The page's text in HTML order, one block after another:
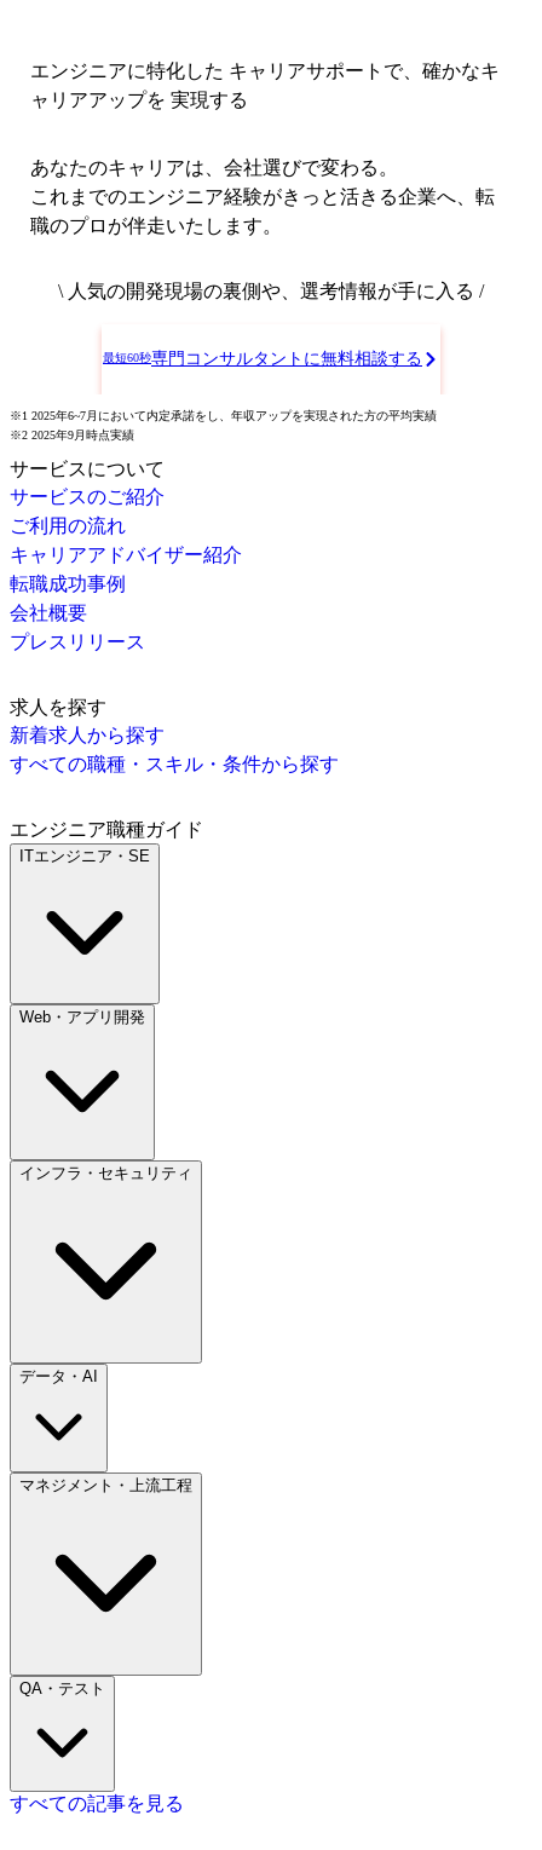
エンジニアに特化した キャリアサポートで、 確かなキ
ャリアアップを 実現する
あなたのキャリアは、会社選びで変わる。
これまでのエンジニア経験がきっと活きる企業へ、転
職のプロが伴走いたします。
\ 人気の開発現場の裏側や、選考情報が手に入る /
最短60秒専門コンサルタントに無料相談する
※1 2025年6~7月において内定承諾をし、年収アップを実現された方の平均実績
※2 2025年9月時点実績
サービスについて
サービスのご紹介
ご利用の流れ
キャリアアドバイザー紹介
転職成功事例
会社概要
プレスリリース
求人を探す
新着求人から探す
すべての職種・スキル・条件から探す
エンジニア職種ガイド
ITエンジニア・SE
Web・アプリ開発
インフラ・セキュリティ
データ・AI
マネジメント・上流工程
QA・テスト
すべての記事を見る